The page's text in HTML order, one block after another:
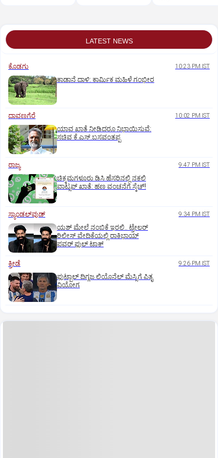
LATEST NEWS
ಕೊಡಗು 10:23 PM IST
ಕಾಡಾನೆ ದಾಳಿ: ಕಾರ್ಮಿಕ ಮಹಿಳೆ ಗಂಭೀರ
ದಾವಣಗೆರೆ 10:02 PM IST
ಯಾವ ಖಾತೆ ನೀಡಿದರೂ ನಿಭಾಯಿಸುವೆ:
ಸಚಿವ ಕೆ.ಎಸ್.ಬಸವಂತಪ್ಪ
ರಾಜ್ಯ 9:47 PM IST
ಚಿಕ್ಕಮಗಳೂರು ಡಿಸಿ ಹೆಸರಿನಲ್ಲಿ ನಕಲಿ
ವಾಟ್ಸಪ್ ಖಾತೆ: ಹಣ ವಂಚನೆಗೆ ಸ್ಕೆಚ್!
ಸ್ಯಾಂಡಲ್‌ವುಡ್‌ 9:34 PM IST
ಯಶ್‌ ಮೇಲೆ ನಂಬಿಕೆ ಇರಲಿ.. ಟ್ರೇಲರ್‌
ರಿಲೀಸ್‌ ವೇದಿಕೆಯಲ್ಲಿ ರಾಕಿಭಾಯ್‌
ಪವರ್‌ ಫುಲ್‌ ಟಾಕ್
ಕ್ರೀಡೆ 9:26 PM IST
ಫುಟ್ಬಾಲ್ ದಿಗ್ಗಜ ಲಿಯೊನೆಲ್‌ ಮೆಸ್ಸಿಗೆ ಪಿತೃ
ವಿಯೋಗ